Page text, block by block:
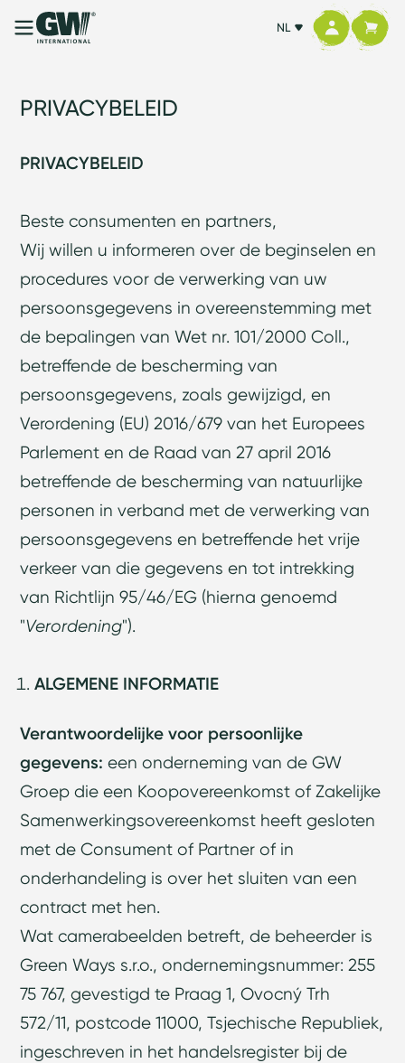
NL
PRIVACYBELEID
PRIVACYBELEID
Beste consumenten en partners,
Wij willen u informeren over de beginselen en
procedures voor de verwerking van uw
persoonsgegevens in overeenstemming met
de bepalingen van Wet nr. 101/2000 Coll.,
betreffende de bescherming van
persoonsgegevens, zoals gewijzigd, en
Verordening (EU) 2016/679 van het Europees
Parlement en de Raad van 27 april 2016
betreffende de bescherming van natuurlijke
personen in verband met de verwerking van
persoonsgegevens en betreffende het vrije
verkeer van die gegevens en tot intrekking
van Richtlijn 95/46/EG (hierna genoemd
"Verordening").
ALGEMENE INFORMATIE
Verantwoordelijke voor persoonlijke
gegevens:een onderneming van de GW
Groep die een Koopovereenkomst of Zakelijke
Samenwerkingsovereenkomst heeft gesloten
met de Consument of Partner of in
onderhandeling is over het sluiten van een
contract met hen.
Wat camerabeelden betreft, de beheerder is
Green Ways s.r.o., ondernemingsnummer: 255
75 767, gevestigd te Praag 1, Ovocný Trh
572/11, postcode 11000, Tsjechische Republiek,
ingeschreven in het handelsregister bij de